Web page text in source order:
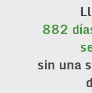
882
sin una